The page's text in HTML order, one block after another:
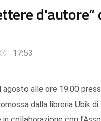
d'autore”
17:53
alle ore 19.00
dalla libreria Ubik